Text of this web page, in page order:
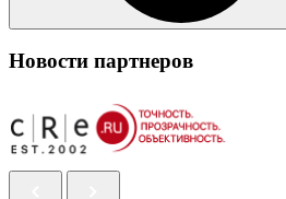
Новости партнеров